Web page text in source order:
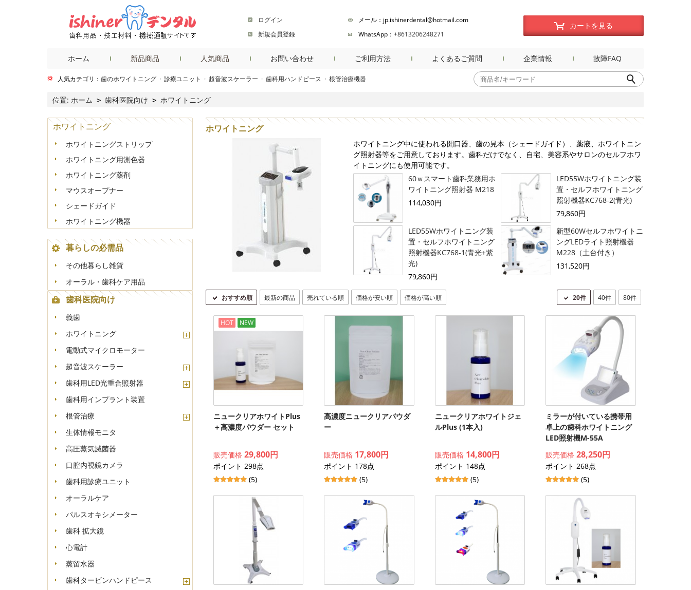
ログイン
新規会員登録
メール：jp.ishinerdental@hotmail.com
WhatsApp： +8613206248271
カートを見る
ホーム 新品商品 人気商品 お問い合わせ ご利用方法 よくあるご質問 企業情報 故障FAQ
人気カテゴリ： 歯のホワイトニング · 診療ユニット · 超音波スケーラー · 歯科用ハンドピース · 根管治療機器商品検索
位置: ホーム > 歯科医院向け > ホワイトニング
ホワイトニング
ホワイトニング中に使われる開口器、歯の見本（シェードガイド）、薬液、ホワイトニン
グ照射器等をご用意しております。歯科だけでなく、自宅、美容系やサロンのセルフホワ
イトニングにも使用可能です。
60ｗスマート歯科業務用ホ
ワイトニング照射器 M218
114,030円
LED55Wホワイトニング装
置・セルフホワイトニング
照射機器KC768-2(青光)
79,860円
LED55Wホワイトニング装
置・セルフホワイトニング
照射機器KC768-1(青光+紫
光)
79,860円
新型60Wセルフホワイトニ
ングLEDライト照射機器
M228（土台付き）
131,520円
おすすめ順 最新の商品 売れている順 価格が安い順 価格が高い順 20件 40件 80件
HOT NEW
ニュークリアホワイトPlus
＋高濃度パウダー セット
販売価格 29,800円
ポイント 298点
(5)
高濃度ニュークリアパウダ
ー
販売価格 17,800円
ポイント 178点
(5)
ニュークリアホワイトジェ
ルPlus (1本入)
販売価格 14,800円
ポイント 148点
(5)
ミラーが付いている携帯用
卓上の歯科ホワイトニング
LED照射機M-55A
販売価格28,250円
ポイント 268点
(5)
ホワイトニング
ホワイトニングストリップ
ホワイトニング用測色器
ホワイトニング薬剤
マウスオープナー
シェードガイド
ホワイトニング機器
暮らしの必需品
その他暮らし雑貨
オーラル・歯科ケア用品
歯科医院向け
義歯
ホワイトニング
電動式マイクロモーター
超音波スケーラー
歯科用LED光重合照射器
歯科用インプラント装置
根管治療
生体情報モニタ
高圧蒸気滅菌器
口腔内視鏡カメラ
歯科用診療ユニット
オーラルケア
パルスオキシメーター
歯科 拡大鏡
心電計
蒸留水器
歯科タービンハンドピース